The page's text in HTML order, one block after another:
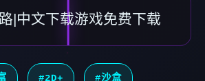
|中文下载游戏免费下载
#2D+ #沙盒